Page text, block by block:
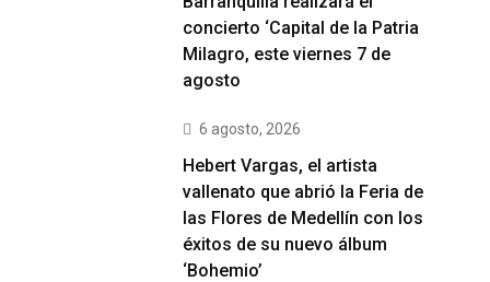
concierto ‘Capital de la Patria
Milagro, este viernes 7 de
agosto
6 agosto, 2026
Hebert Vargas, el artista
vallenato que abrió la Feria de
las Flores de Medellín con los
éxitos de su nuevo álbum
‘Bohemio’